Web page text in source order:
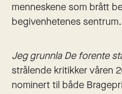
menneskene som brått
begivenhetenes sentrum.
Jeg grunnla De forente
strålende kritikker våren
nominert til både